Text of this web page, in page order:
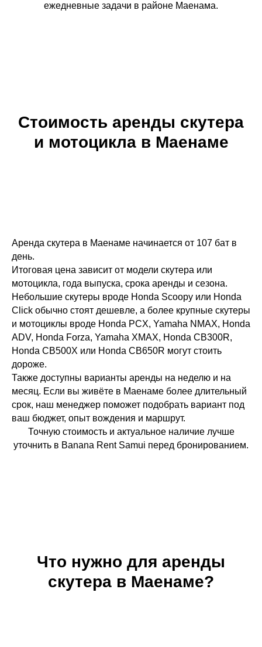
ежедневные задачи в районе Маенама.
Стоимость аренды скутера
и мотоцикла в Маенаме
Аренда скутера в Маенаме начинается от 107 бат в
день.
Итоговая цена зависит от модели скутера или
мотоцикла, года выпуска, срока аренды и сезона.
Небольшие скутеры вроде Honda Scoopy или Honda
Click обычно стоят дешевле, а более крупные скутеры
и мотоциклы вроде Honda PCX, Yamaha NMAX, Honda
ADV, Honda Forza, Yamaha XMAX, Honda CB300R,
Honda CB500X или Honda CB650R могут стоить
дороже.
Также доступны варианты аренды на неделю и на
месяц. Если вы живёте в Маенаме более длительный
срок, наш менеджер поможет подобрать вариант под
ваш бюджет, опыт вождения и маршрут.
Точную стоимость и актуальное наличие лучше
уточнить в Banana Rent Samui перед бронированием.
Что нужно для аренды
скутера в Маенаме?